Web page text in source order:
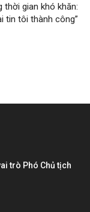
thời gian khó khăn:
tin tôi thành công”
trò Phó Chủ tịch